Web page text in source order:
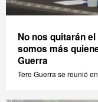
No nos quitarán
somos más
Guerra
Tere Guerra se reunió